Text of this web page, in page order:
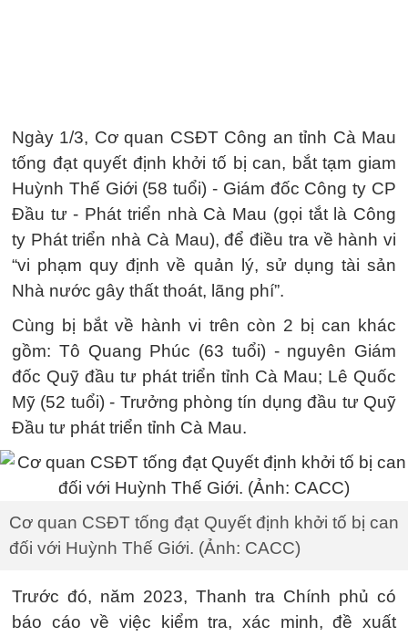
Ngày 1/3, Cơ quan CSĐT Công an tỉnh Cà Mau
tống đạt quyết định khởi tố bị can, bắt tạm giam
Huỳnh Thế Giới (58 tuổi) - Giám đốc Công ty CP
Đầu tư - Phát triển nhà Cà Mau (gọi tắt là Công
ty Phát triển nhà Cà Mau), để điều tra về hành vi
“vi phạm quy định về quản lý, sử dụng tài sản
Nhà nước gây thất thoát, lãng phí”.
Cùng bị bắt về hành vi trên còn 2 bị can khác
gồm: Tô Quang Phúc (63 tuổi) - nguyên Giám
đốc Quỹ đầu tư phát triển tỉnh Cà Mau; Lê Quốc
Mỹ (52 tuổi) - Trưởng phòng tín dụng đầu tư Quỹ
Đầu tư phát triển tỉnh Cà Mau.
Cơ quan CSĐT tống đạt Quyết định khởi tố bị can
đối với Huỳnh Thế Giới. (Ảnh: CACC)
Trước đó, năm 2023, Thanh tra Chính phủ có
báo cáo về việc kiểm tra, xác minh, đề xuất